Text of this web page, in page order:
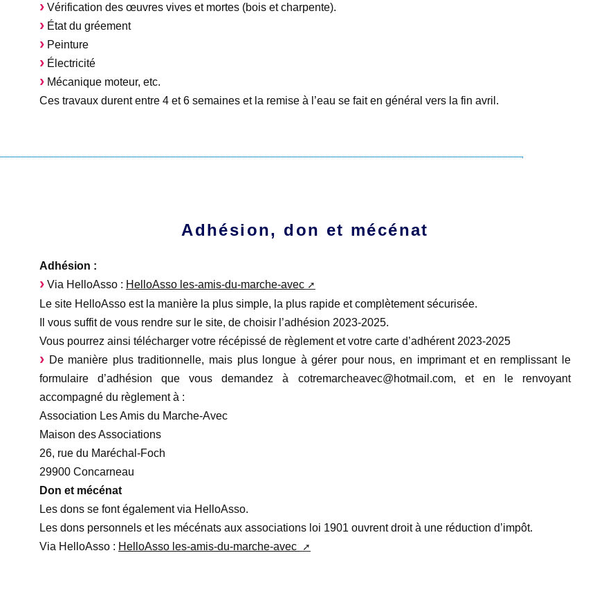
Vérification des œuvres vives et mortes (bois et charpente).
État du gréement
Peinture
Électricité
Mécanique moteur, etc.
Ces travaux durent entre 4 et 6 semaines et la remise à l’eau se fait en général vers la fin avril.
Adhésion, don et mécénat
Adhésion :
Via HelloAsso : HelloAsso les-amis-du-marche-avec
Le site HelloAsso est la manière la plus simple, la plus rapide et complètement sécurisée.
Il vous suffit de vous rendre sur le site, de choisir l’adhésion 2023-2025.
Vous pourrez ainsi télécharger votre récépissé de règlement et votre carte d’adhérent 2023-2025
De manière plus traditionnelle, mais plus longue à gérer pour nous, en imprimant et en remplissant le
formulaire d’adhésion que vous demandez à cotremarcheavec@hotmail.com, et en le renvoyant
accompagné du règlement à :
Association Les Amis du Marche-Avec
Maison des Associations
26, rue du Maréchal-Foch
29900 Concarneau
Don et mécénat
Les dons se font également via HelloAsso.
Les dons personnels et les mécénats aux associations loi 1901 ouvrent droit à une réduction d’impôt.
Via HelloAsso : HelloAsso les-amis-du-marche-avec ​